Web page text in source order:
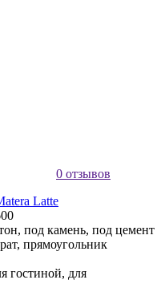
0 отзывов
Latte
под камень, под цемент
прямоугольник
гостиной, для